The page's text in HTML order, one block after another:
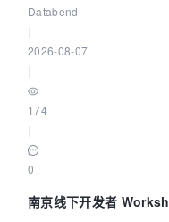
企业构建全链路 Trace 数
Databend
2026-08-07
174
0
南京线下开发者